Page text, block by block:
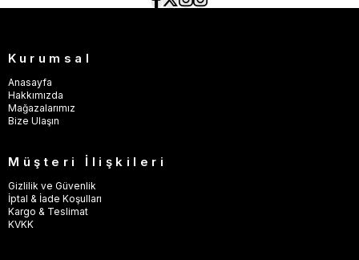
Kurumsal
Anasayfa
Hakkımızda
Mağazalarımız
Bize Ulaşın
Müşteri İlişkileri
Gizlilik ve Güvenlik
İptal & İade Koşulları
Kargo & Teslimat
KVKK